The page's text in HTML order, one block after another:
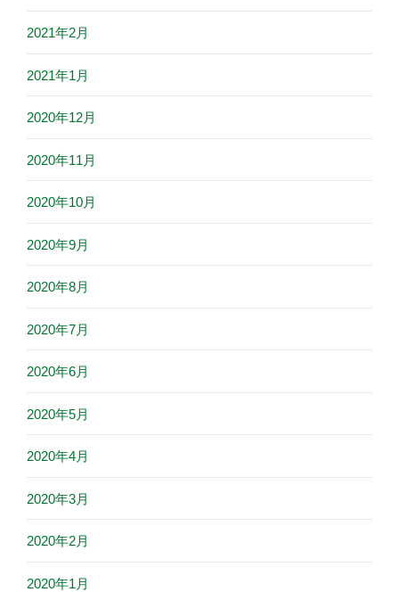
2021年2月
2021年1月
2020年12月
2020年11月
2020年10月
2020年9月
2020年8月
2020年7月
2020年6月
2020年5月
2020年4月
2020年3月
2020年2月
2020年1月